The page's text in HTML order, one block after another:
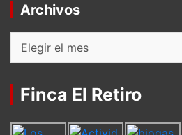
Archivos
Finca El Retiro